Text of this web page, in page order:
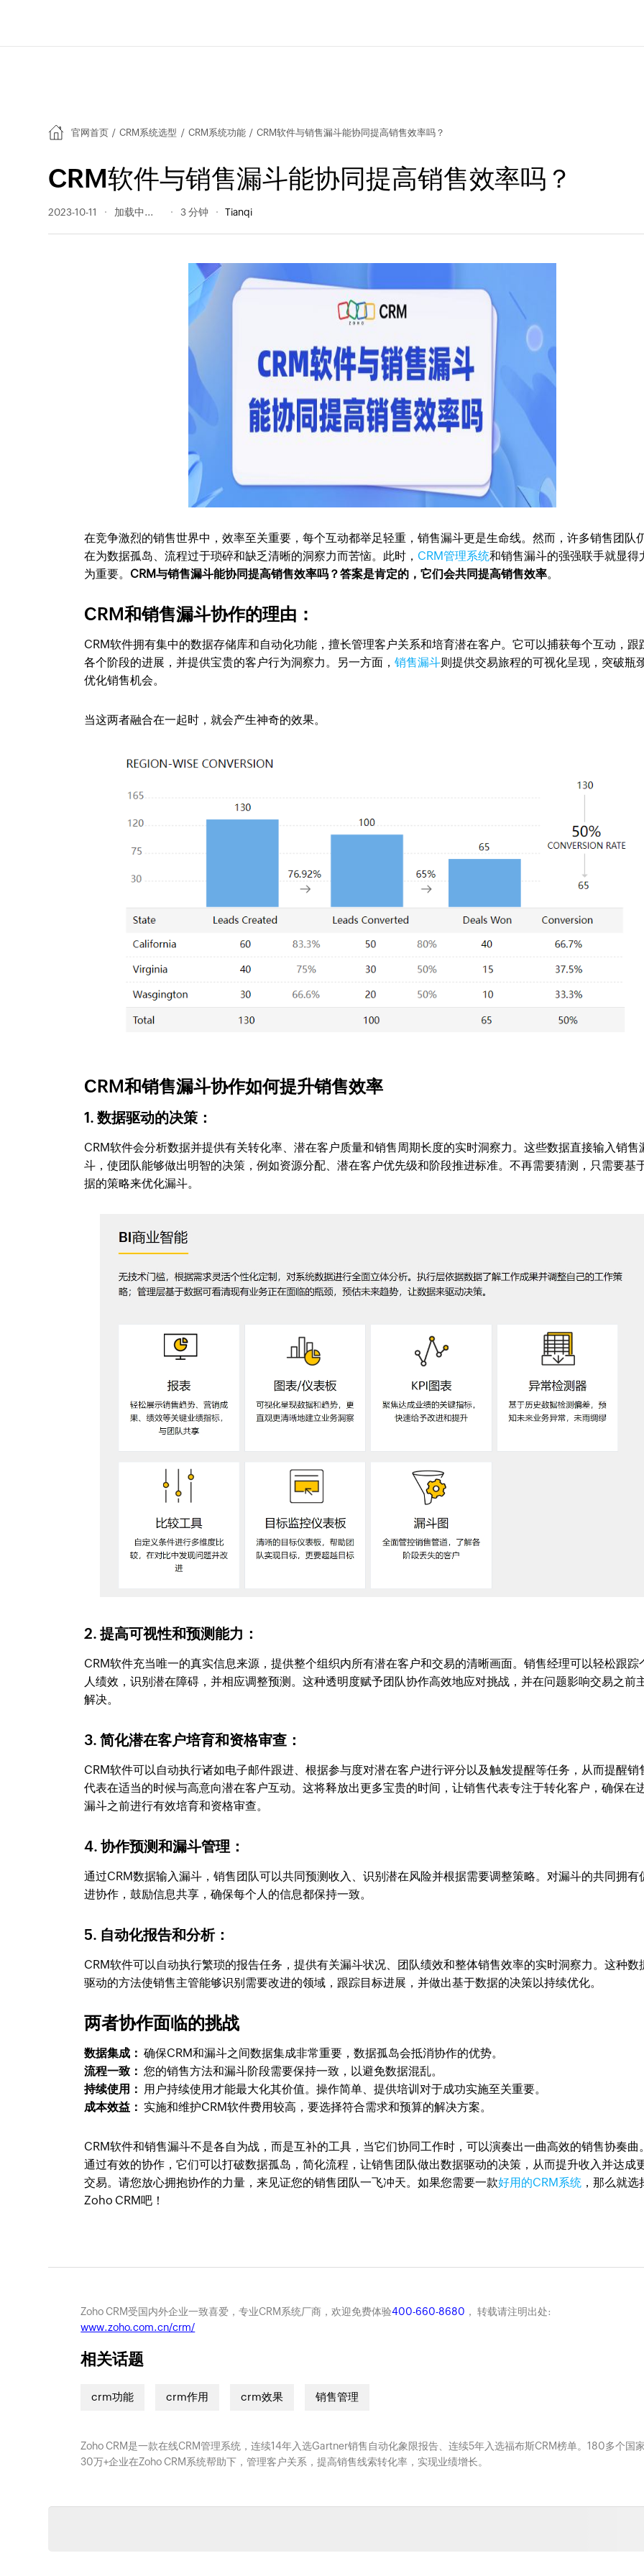
官网首页 / CRM系统选型 / CRM系统功能 / CRM软件与销售漏斗能协同提高销售效率吗？
CRM软件与销售漏斗能协同提高销售效率吗？
2023-10-11 192 阅读量 3 分钟 Tianqi
在竞争激烈的销售世界中，效率至关重要，每个互动都举足轻重，销售漏斗更是生命线。然而，许多销售团队
在为数据孤岛、流程过于琐碎和缺乏清晰的洞察力而苦恼。此时， CRM管理系统和销售漏斗的强强联手就显得
为重要。 CRM与销售漏斗能协同提高销售效率吗？答案是肯定的，它们会共同提高销售效率。
CRM和销售漏斗协作的理由：
CRM软件拥有集中的数据存储库和自动化功能，擅长管理客户关系和培育潜在客户。它可以捕获每个互动，跟
各个阶段的进展，并提供宝贵的客户行为洞察力。另一方面，销售漏斗则提供交易旅程的可视化呈现，突破瓶
优化销售机会。
当这两者融合在一起时，就会产生神奇的效果。
CRM和销售漏斗协作如何提升销售效率
1. 数据驱动的决策：
CRM软件会分析数据并提供有关转化率、潜在客户质量和销售周期长度的实时洞察力。这些数据直接输入销售
斗，使团队能够做出明智的决策，例如资源分配、潜在客户优先级和阶段推进标准。不再需要猜测，只需要基
据的策略来优化漏斗。
2. 提高可视性和预测能力：
CRM软件充当唯一的真实信息来源，提供整个组织内所有潜在客户和交易的清晰画面。销售经理可以轻松跟踪
人绩效，识别潜在障碍，并相应调整预测。这种透明度赋予团队协作高效地应对挑战，并在问题影响交易之前
解决。
3. 简化潜在客户培育和资格审查：
CRM软件可以自动执行诸如电子邮件跟进、根据参与度对潜在客户进行评分以及触发提醒等任务，从而提醒销
代表在适当的时候与高意向潜在客户互动。这将释放出更多宝贵的时间，让销售代表专注于转化客户，确保在
漏斗之前进行有效培育和资格审查。
4. 协作预测和漏斗管理：
通过CRM数据输入漏斗，销售团队可以共同预测收入、识别潜在风险并根据需要调整策略。对漏斗的共同拥有
进协作，鼓励信息共享，确保每个人的信息都保持一致。
5. 自动化报告和分析：
CRM软件可以自动执行繁琐的报告任务，提供有关漏斗状况、团队绩效和整体销售效率的实时洞察力。这种数
驱动的方法使销售主管能够识别需要改进的领域，跟踪目标进展，并做出基于数据的决策以持续优化。
两者协作面临的挑战
数据集成： 确保CRM和漏斗之间数据集成非常重要，数据孤岛会抵消协作的优势。
流程一致： 您的销售方法和漏斗阶段需要保持一致，以避免数据混乱。
持续使用： 用户持续使用才能最大化其价值。操作简单、提供培训对于成功实施至关重要。
成本效益： 实施和维护CRM软件费用较高，要选择符合需求和预算的解决方案。
CRM软件和销售漏斗不是各自为战，而是互补的工具，当它们协同工作时，可以演奏出一曲高效的销售协奏曲
通过有效的协作，它们可以打破数据孤岛，简化流程，让销售团队做出数据驱动的决策，从而提升收入并达成
交易。请您放心拥抱协作的力量，来见证您的销售团队一飞冲天。如果您需要一款好用的CRM系统 ，那么就选
Zoho CRM吧！
Zoho CRM受国内外企业一致喜爱，专业CRM系统厂商，欢迎免费体验400-660-8680 ， 转载请注明出处:
www.zoho.com.cn/crm/
相关话题
crm功能 crm作用 crm效果 销售管理
Zoho CRM是一款在线CRM管理系统，连续14年入选Gartner销售自动化象限报告、连续5年入选福布斯CRM榜单。180多个国
30万+企业在Zoho CRM系统帮助下，管理客户关系，提高销售线索转化率，实现业绩增长。